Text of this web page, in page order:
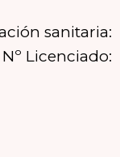
sanitaria:
Nº Licenciado: